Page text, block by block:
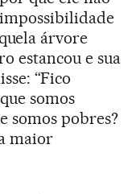
árvore
estancou e sua
“Fico
somos
somos pobres?
maior